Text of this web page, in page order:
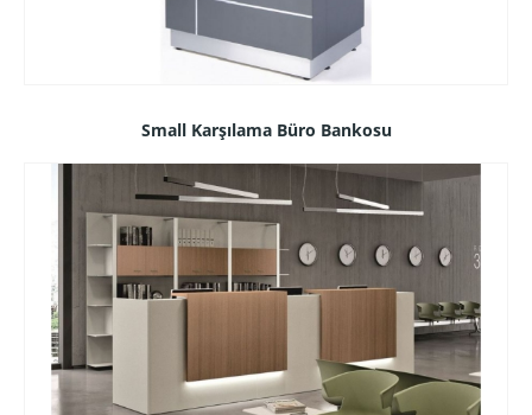
Small Karşılama Büro Bankosu